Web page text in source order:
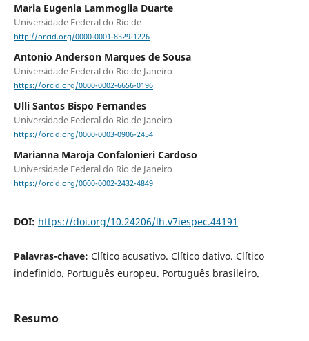
Maria Eugenia Lammoglia Duarte
Universidade Federal do Rio de
http://orcid.org/0000-0001-8329-1226
Antonio Anderson Marques de Sousa
Universidade Federal do Rio de Janeiro
https://orcid.org/0000-0002-6656-0196
Ulli Santos Bispo Fernandes
Universidade Federal do Rio de Janeiro
https://orcid.org/0000-0003-0906-2454
Marianna Maroja Confalonieri Cardoso
Universidade Federal do Rio de Janeiro
https://orcid.org/0000-0002-2432-4849
DOI: https://doi.org/10.24206/lh.v7iespec.44191
Palavras-chave: Clítico acusativo. Clítico dativo. Clítico
indefinido. Português europeu. Português brasileiro.
Resumo